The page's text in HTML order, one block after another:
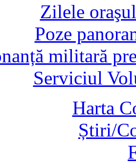
Zilele
Poze
militară
Serviciul
Harta
Știri/